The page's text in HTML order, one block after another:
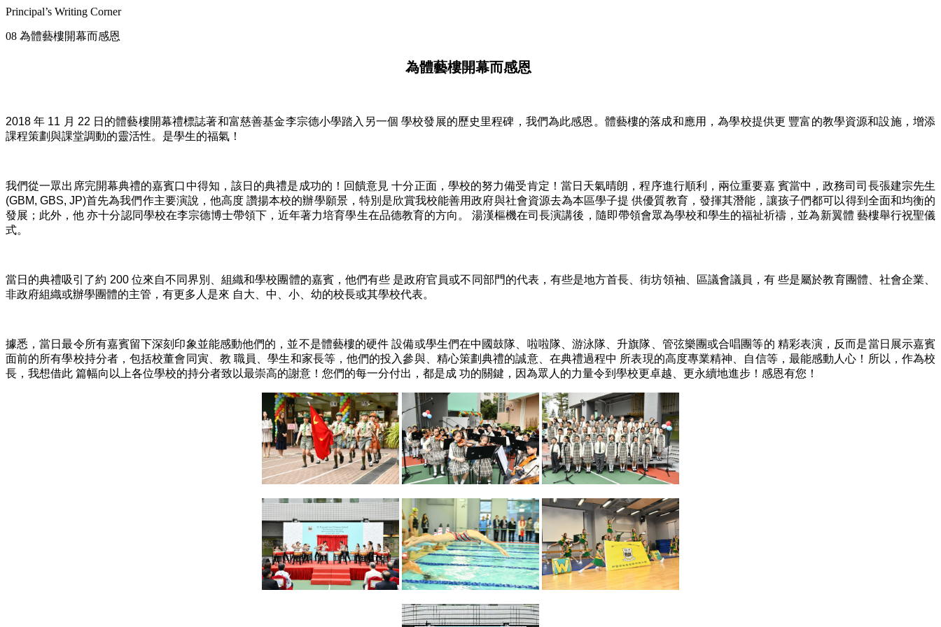
Principal’s Writing Corner
08 為體藝樓開幕而感恩
為體藝樓開幕而感恩
2018 年 11 月 22 日的體藝樓開幕禮標誌著和富慈善基金李宗德小學踏入另一個 學校發展的歷史里程碑，我們為此感恩。體藝樓的落成和應用，為學校提供更 豐富的教學資源和設施，增添
課程策劃與課堂調動的靈活性。是學生的福氣！
我們從一眾出席完開幕典禮的嘉賓口中得知，該日的典禮是成功的！回饋意見 十分正面，學校的努力備受肯定！當日天氣晴朗，程序進行順利，兩位重要嘉 賓當中，政務司司長張建宗先生
(GBM, GBS, JP)首先為我們作主要演說，他高度 讚揚本校的辦學願景，特別是欣賞我校能善用政府與社會資源去為本區學子提 供優質教育，發揮其潛能，讓孩子們都可以得到全面和均衡的
發展；此外，他 亦十分認同學校在李宗德博士帶領下，近年著力培育學生在品德教育的方向。 湯漢樞機在司長演講後，隨即帶領會眾為學校和學生的福祉祈禱，並為新翼體 藝樓舉行祝聖儀
式。
當日的典禮吸引了約 200 位來自不同界別、組織和學校團體的嘉賓，他們有些 是政府官員或不同部門的代表，有些是地方首長、街坊領袖、區議會議員，有 些是屬於教育團體、社會企業、
非政府組織或辦學團體的主管，有更多人是來 自大、中、小、幼的校長或其學校代表。
據悉，當日最令所有嘉賓留下深刻印象並能感動他們的，並不是體藝樓的硬件 設備或學生們在中國鼓隊、啦啦隊、游泳隊、升旗隊、管弦樂團或合唱團等的 精彩表演，反而是當日展示嘉賓
面前的所有學校持分者，包括校董會同寅、教 職員、學生和家長等，他們的投入參與、精心策劃典禮的誠意、在典禮過程中 所表現的高度專業精神、自信等，最能感動人心！所以，作為校
長，我想借此 篇幅向以上各位學校的持分者致以最崇高的謝意！您們的每一分付出，都是成 功的關鍵，因為眾人的力量令到學校更卓越、更永續地進步！感恩有您！